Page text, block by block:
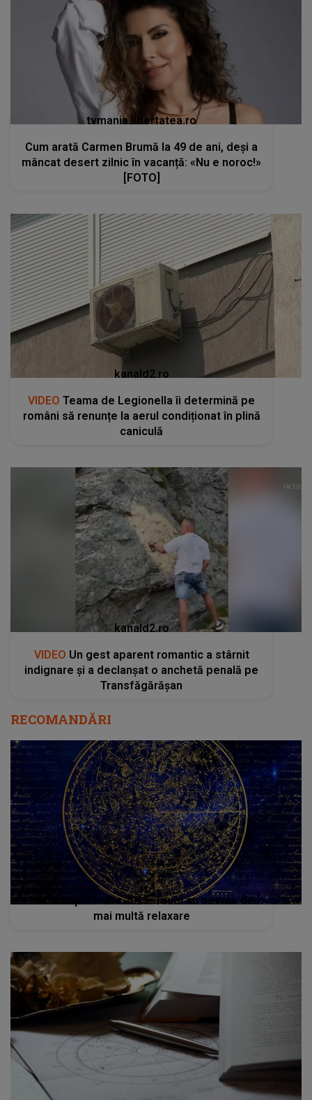
tvmania.libertatea.ro
Cum arată Carmen Brumă la 49 de ani, deși a
mâncat desert zilnic în vacanță: «Nu e noroc!»
[FOTO]
kanald2.ro
VIDEO Teama de Legionella îi determină pe
români să renunțe la aerul condiționat în plină
caniculă
kanald2.ro
VIDEO Un gest aparent romantic a stârnit
indignare și a declanșat o anchetă penală pe
Transfăgărășan
RECOMANDĂRI
Horoscop 27 iulie 2023. Taurii au nevoie de
mai multă relaxare